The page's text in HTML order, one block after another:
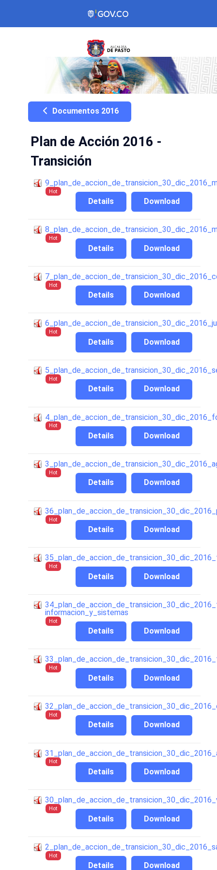
Documentos 2016
Plan de Acción 2016 -
Transición
Hot
Download
Details
Hot
Download
Details
Hot
Download
Details
Hot
Download
Details
Hot
Download
Details
Hot
Download
Details
Hot
Download
Details
Hot
Download
Details
Hot
Download
Details
informacion_y_sistemas
Hot
Download
Details
Hot
Download
Details
Hot
Download
Details
Hot
Download
Details
Hot
Download
Details
Hot
Download
Details